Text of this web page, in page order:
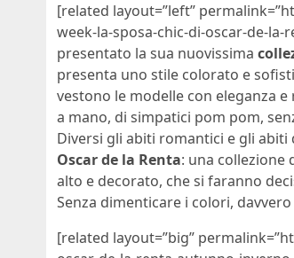
[related layout=”left”
week-la-sposa-chic-di-oscar-de-
presentato la sua nuovissima
presenta uno stile colorato e
vestono le modelle con eleganza
a mano, di simpatici pom pom,
Diversi gli abiti romantici e gli abiti
Oscar de la Renta: una collezione
alto e decorato, che si faranno
Senza dimenticare i colori,
[related layout=”big”